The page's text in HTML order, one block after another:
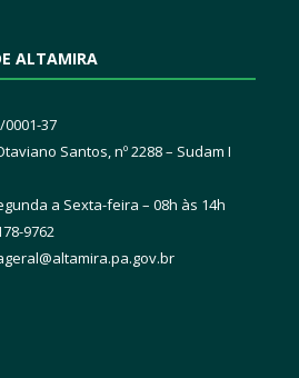
ALTAMIRA
0001-37
Santos, nº 2288 – Sudam I
a Sexta-feira – 08h às 14h
9762
gov.br